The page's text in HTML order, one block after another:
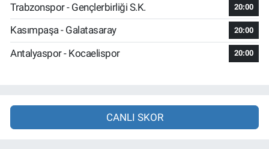
Trabzonspor - Gençlerbirliği S.K. 20:00
Kasımpaşa - Galatasaray 20:00
Antalyaspor - Kocaelispor 20:00
CANLI SKOR